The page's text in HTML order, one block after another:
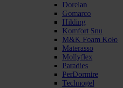
Dorelan
Gomarco
Hilding
Komfort Snu
M&K Foam Koło
Materasso
Mollyflex
Paradies
PerDormire
Technogel